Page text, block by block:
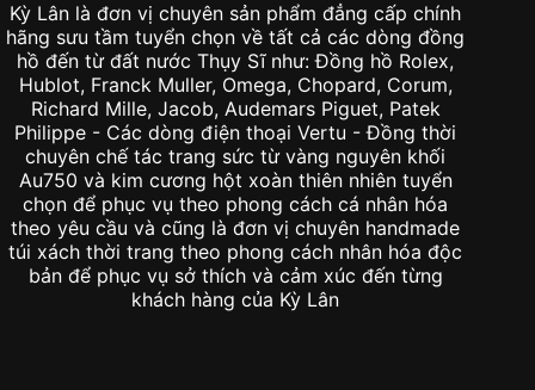
Kỳ Lân là đơn vị chuyên sản phẩm đẳng cấp chính
hãng sưu tầm tuyển chọn về tất cả các dòng đồng
hồ đến từ đất nước Thụy Sĩ như: Đồng hồ Rolex,
Hublot, Franck Muller, Omega, Chopard, Corum,
Richard Mille, Jacob, Audemars Piguet, Patek
Philippe - Các dòng điện thoại Vertu - Đồng thời
chuyên chế tác trang sức từ vàng nguyên khối
Au750 và kim cương hột xoàn thiên nhiên tuyển
chọn để phục vụ theo phong cách cá nhân hóa
theo yêu cầu và cũng là đơn vị chuyên handmade
túi xách thời trang theo phong cách nhân hóa độc
bản để phục vụ sở thích và cảm xúc đến từng
khách hàng của Kỳ Lân